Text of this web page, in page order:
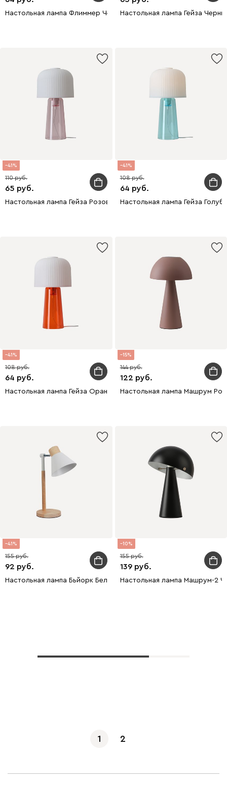
Настольная лампа Флиммер ЧерныйНастольная лампа Гейза
41
65
110
Настольная лампа Гейза Розовый
41
64
108
Настольная лампа Гейза
41
64
108
Настольная лампа Гейза Оранжевый
15
122
144
Настольная лампа Машрум
41
92
155
Настольная лампа Бьйорк Белый
10
139
155
Настольная лампа Машрум-2
1 2